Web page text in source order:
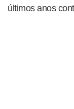
últimos anos